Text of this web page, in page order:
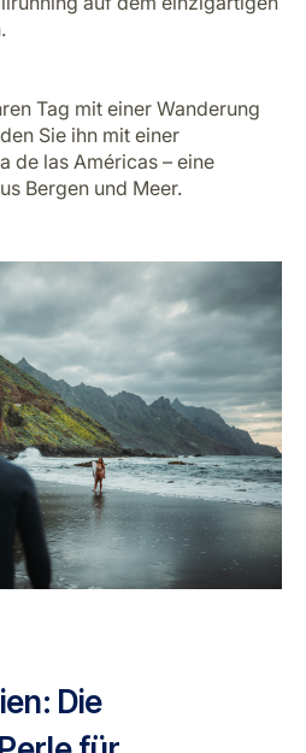
Tag mit einer Wanderung
Sie ihn mit einer
de las Américas – eine
Bergen und Meer.
Die